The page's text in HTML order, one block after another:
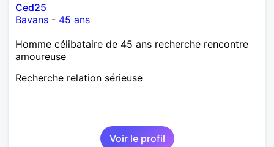
Ced25
Bavans - 45 ans
Homme célibataire de 45 ans recherche rencontre
amoureuse
Recherche relation sérieuse
Voir le profil